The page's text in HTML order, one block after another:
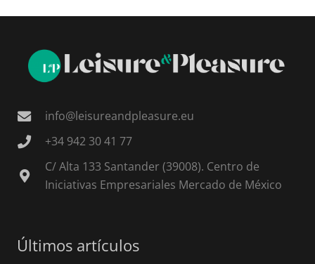
info@leisureandpleasure.eu
+34 942 30 41 77
C/ Alta 133 Santander (39008). Centro de
Iniciativas Empresariales Mercado de México
Últimos artículos